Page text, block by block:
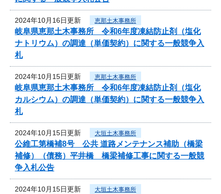
2024年10月16日更新 恵那土木事務所
岐阜県恵那土木事務所 令和6年度凍結防止剤（塩化
ナトリウム）の調達（単価契約）に関する一般競争入
札
2024年10月15日更新 恵那土木事務所
岐阜県恵那土木事務所 令和6年度凍結防止剤（塩化
カルシウム）の調達（単価契約）に関する一般競争入
札
2024年10月15日更新 大垣土木事務所
公維工第橋補8号 公共 道路メンテナンス補助（橋梁
補修）（債務）平井橋 橋梁補修工事に関する一般競
争入札公告
2024年10月15日更新 大垣土木事務所